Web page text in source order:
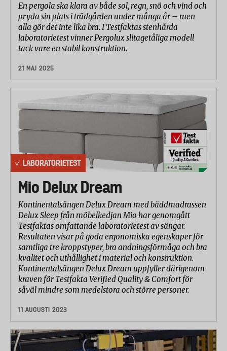
En pergola ska klara av både sol, regn, snö och vind och
pryda sin plats i trädgården under många år – men
alla gör det inte lika bra. I Testfaktas stenhårda
laboratorietest vinner Pergolux slitagetåliga modell
tack vare en stabil konstruktion.
21 MAJ 2025
LABORATORIETEST
Mio Delux Dream
Kontinentalsängen Delux Dream med bäddmadrassen
Delux Sleep från möbelkedjan Mio har genomgått
Testfaktas omfattande laboratorietest av sängar.
Resultaten visar på goda ergonomiska egenskaper för
samtliga tre kroppstyper, bra andningsförmåga och bra
kvalitet och uthållighet i material och konstruktion.
Kontinentalsängen Delux Dream uppfyller därigenom
kraven för Testfakta Verified Quality & Comfort för
såväl mindre som medelstora och större personer.
11 AUGUSTI 2023